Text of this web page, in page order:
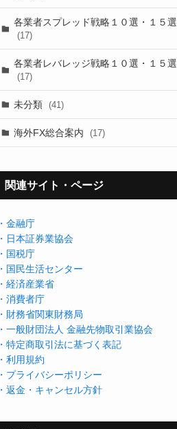
各業者スプレッド戦略１０選・１５選
(17)
各業者レバレッジ戦略１０選・１５選
(17)
未分類 (41)
海外FX総合案内 (17)
関連サイト・ページ
・金融庁
・日本証券業協会
・国税庁
・国民生活センター
・経済産業省
・消費者庁
・財務省関東財務局
・一般財団法人 金融先物取引業協会
・特定商取引法に基づく表記
・利用規約
・プライバシーポリシー
・返金・キャンセル方針